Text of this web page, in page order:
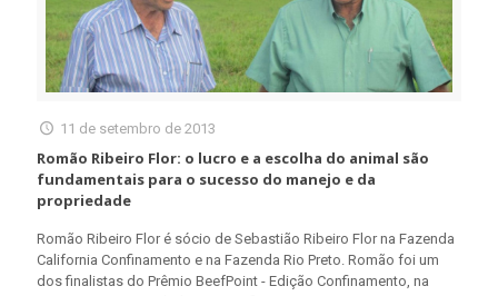
11 de setembro de 2013
Romão Ribeiro Flor: o lucro e a escolha do animal são
fundamentais para o sucesso do manejo e da
propriedade
Romão Ribeiro Flor é sócio de Sebastião Ribeiro Flor na Fazenda
California Confinamento e na Fazenda Rio Preto. Romão foi um
dos finalistas do Prêmio BeefPoint - Edição Confinamento, na